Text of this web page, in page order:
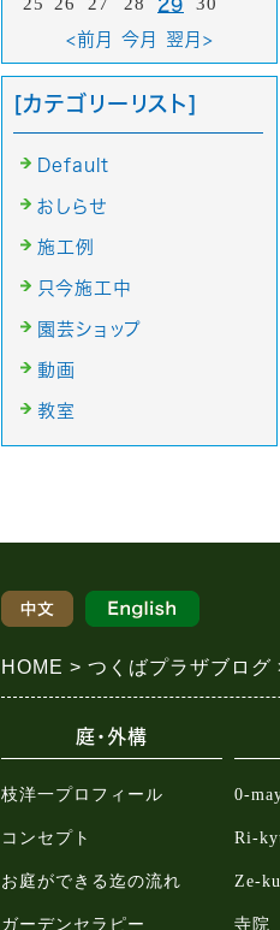
29
<前月 今月 翌月>
[カテゴリーリスト]
Default
おしらせ
施工例
只今施工中
園芸ショップ
動画
教室
HOME つくばプラザブログ
庭・外構
枝洋一プロフィール
コンセプト
お庭ができる迄の流れ
ガーデンセラピー
0-
Ri-
Ze-
寺院